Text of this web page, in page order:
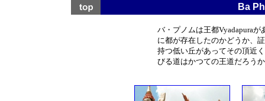
Ba
バ・プノムは王都Vyadapura
に都が存在したのかどうか、
持つ低い丘があってその頂近
びる道はかつての王道だろう